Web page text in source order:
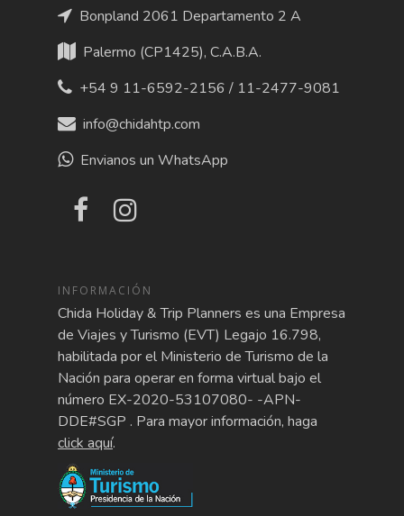
Bonpland 2061 Departamento 2 A
Palermo (CP1425), C.A.B.A.
+54 9 11-6592-2156 / 11-2477-9081
info@chidahtp.com
Envianos un WhatsApp
INFORMACIÓN
Chida Holiday & Trip Planners es una Empresa
de Viajes y Turismo (EVT) Legajo 16.798,
habilitada por el Ministerio de Turismo de la
Nación para operar en forma virtual bajo el
número EX-2020-53107080- -APN-
DDE#SGP . Para mayor información, haga
click aquí.